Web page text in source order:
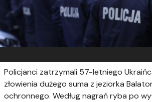
Policjanci zatrzymali 57-letniego
złowienia dużego suma z jeziorka
ochronnego. Według nagrań ryba po